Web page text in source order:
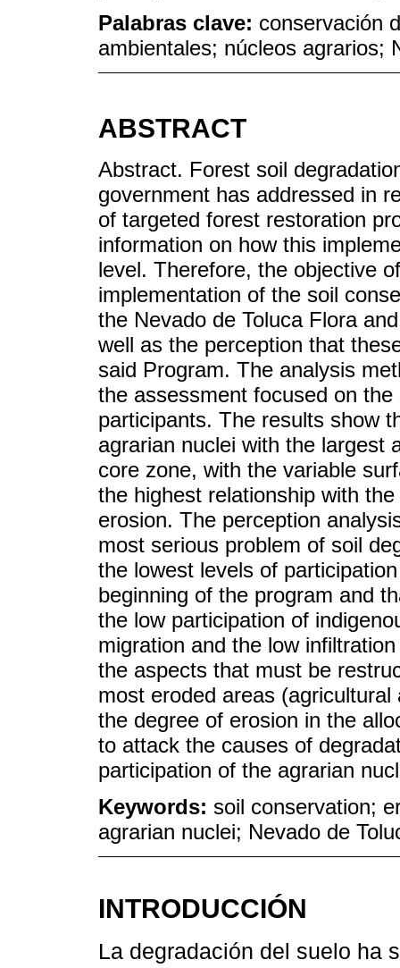
Palabras clave: conservación
ambientales; núcleos agrarios;
ABSTRACT
Abstract. Forest soil
government has addressed in
of targeted forest restoration
information on how this
level. Therefore, the objective
implementation of the soil
the Nevado de Toluca Flora
well as the perception that
said Program. The analysis
the assessment focused on
participants. The results show
agrarian nuclei with the largest
core zone, with the variable
the highest relationship with
erosion. The perception
most serious problem of soil
the lowest levels of
beginning of the program and
the low participation of
migration and the low
the aspects that must be
most eroded areas
the degree of erosion in the
to attack the causes of
participation of the agrarian
Keywords: soil conservation;
agrarian nuclei; Nevado de
INTRODUCCIÓN
La degradación del suelo ha